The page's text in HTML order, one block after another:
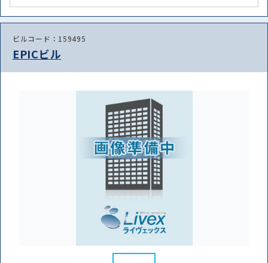
ビルコード：159495
EPICビル